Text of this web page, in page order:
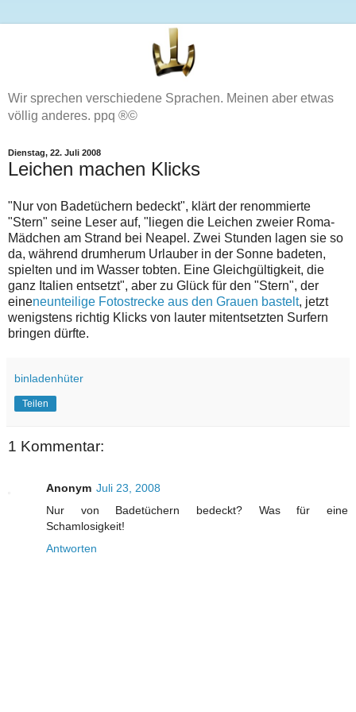
Wir sprechen verschiedene Sprachen. Meinen aber etwas
völlig anderes. ppq ®©
Dienstag, 22. Juli 2008
Leichen machen Klicks
"Nur von Badetüchern bedeckt", klärt der renommierte
"Stern" seine Leser auf, "liegen die Leichen zweier Roma-
Mädchen am Strand bei Neapel. Zwei Stunden lagen sie so
da, während drumherum Urlauber in der Sonne badeten,
spielten und im Wasser tobten. Eine Gleichgültigkeit, die
ganz Italien entsetzt", aber zu Glück für den "Stern", der
eineneunteilige Fotostrecke aus den Grauen bastelt, jetzt
wenigstens richtig Klicks von lauter mitentsetzten Surfern
bringen dürfte.
binladenhüter
Teilen
1 Kommentar:
Anonym Juli 23, 2008
Nur von Badetüchern bedeckt? Was für eine
Schamlosigkeit!
Antworten